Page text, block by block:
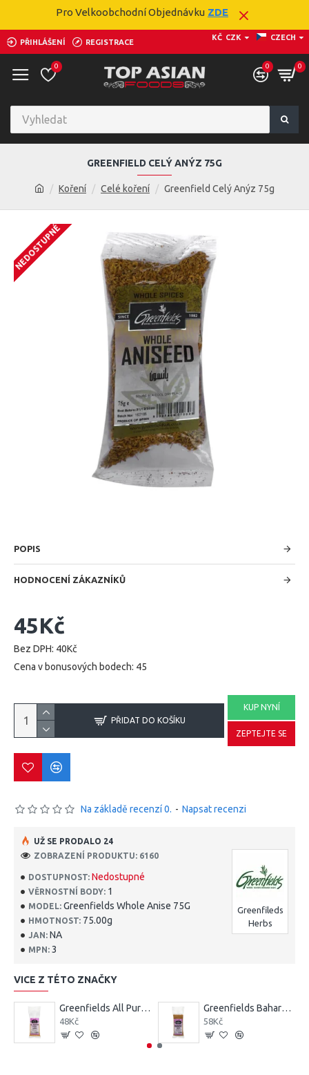
Pro Velkoobchodní Objednávku ZDE
PŘIHLÁŠENÍ REGISTRACE
KČ CZK CZECH
0 0 0
Koření Celé koření Greenfield Celý Anýz 75g
GREENFIELD CELÝ ANÝZ 75G
NEDOSTUPNÉ
POPIS
HODNOCENÍ ZÁKAZNÍKŮ
DOSTUPNOST: Nedostupné
VĚRNOSTNÍ BODY: 1
MODEL: Greenfields Whole Anise 75G
HMOTNOST: 75.00g
JAN: NA
MPN: 3
Greenfileds
Herbs
UŽ SE PRODALO 24
ZOBRAZENÍ PRODUKTU: 6160
Na základě recenzí 0. - Napsat recenzi
45Kč
Bez DPH: 40Kč
Cena v bonusových bodech: 45
PŘIDAT DO KOŠÍKU
KUP NYNÍ
ZEPTEJTE SE
VICE Z TÉTO ZNAČKY
Greenfields All Purpose Seasoning Blend 75G
48Kč
Greenfields Baharat 75G
58Kč